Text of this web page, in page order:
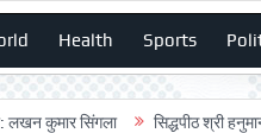
Health Sports
सिंगला सिद्धपीठ श्री हनुमान मंदिर का